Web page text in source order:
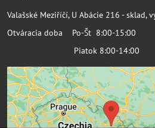
Valašské Meziříčí, U Abácie 216 - sklad,
Otváracia doba Po-Št 8:00-15:00
Piatok 8:00-14:00